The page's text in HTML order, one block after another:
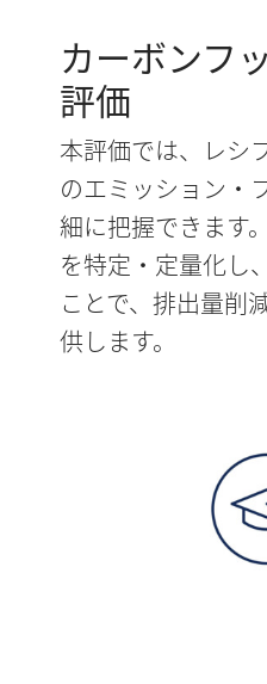
カーボンフ
評価
本評価では、レシ
のエミッション・
細に把握できます
を特定・定量化し
ことで、排出量削
供します。